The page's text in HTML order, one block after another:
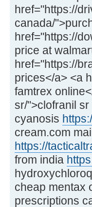
href="https://
canada/
href="https://
price at
href="https://
prices</a> <a
famtrex
sr/">clofranil
cyanosis
cream.com
https://
from india
cheap mentax
prescriptions